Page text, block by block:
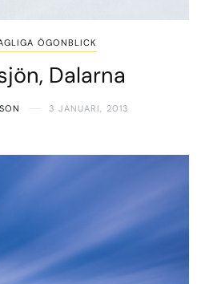
ÖGONBLICK
Dalarna
3 JANUARI, 2013